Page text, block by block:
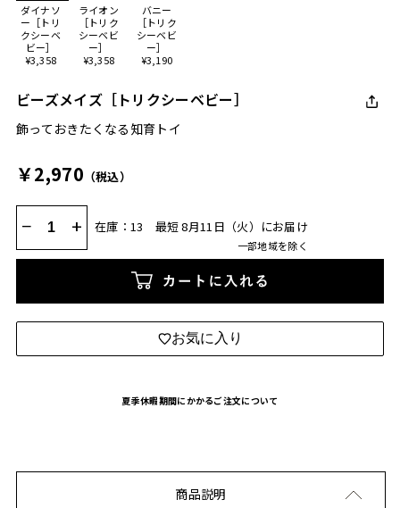
ダイナソ
ー［トリ
クシーベ
ビー］
¥3,358
ライオン
［トリク
シーベビ
ー］
¥3,358
バニー
［トリク
シーベビ
ー］
¥3,190
ビーズメイズ［トリクシーベビー］
飾っておきたくなる知育トイ
￥2,970 （税込）
− + 在庫：13 最短 8月11日（火）にお届け
一部地域を除く
カートに入れる
お気に入り
夏季休暇期間にかかるご注文について
商品説明